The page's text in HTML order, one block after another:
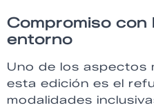
Compromiso con
entorno
Uno de los aspectos
esta edición es el
modalidades